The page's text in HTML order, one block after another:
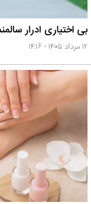
۱۲ مرداد ۱۴۰۵ - ۱۴:۱۶